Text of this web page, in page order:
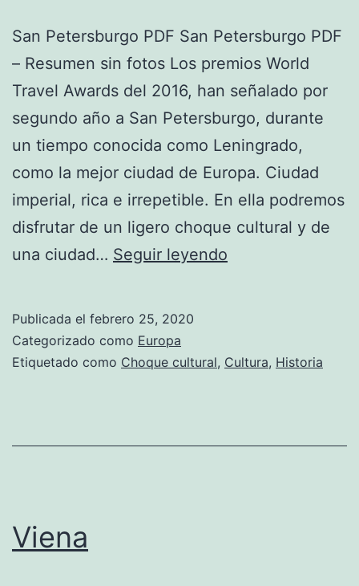
San Petersburgo PDF San Petersburgo PDF
– Resumen sin fotos Los premios World
Travel Awards del 2016, han señalado por
segundo año a San Petersburgo, durante
un tiempo conocida como Leningrado,
como la mejor ciudad de Europa. Ciudad
imperial, rica e irrepetible. En ella podremos
disfrutar de un ligero choque cultural y de
una ciudad… Seguir leyendo
Publicada el febrero 25, 2020
Categorizado como Europa
Etiquetado como Choque cultural, Cultura, Historia
Viena